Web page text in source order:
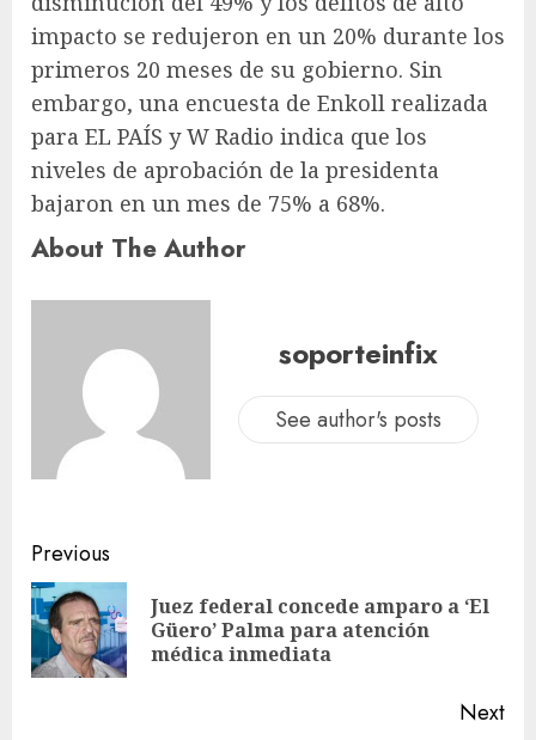
impacto se redujeron en un 20% durante los
primeros 20 meses de su gobierno. Sin
embargo, una encuesta de Enkoll realizada
para EL PAÍS y W Radio indica que los
niveles de aprobación de la presidenta
bajaron en un mes de 75% a 68%.
About The Author
soporteinfix
See author's posts
Previous
Juez federal concede amparo a ‘El
Güero’ Palma para atención
médica inmediata
Next